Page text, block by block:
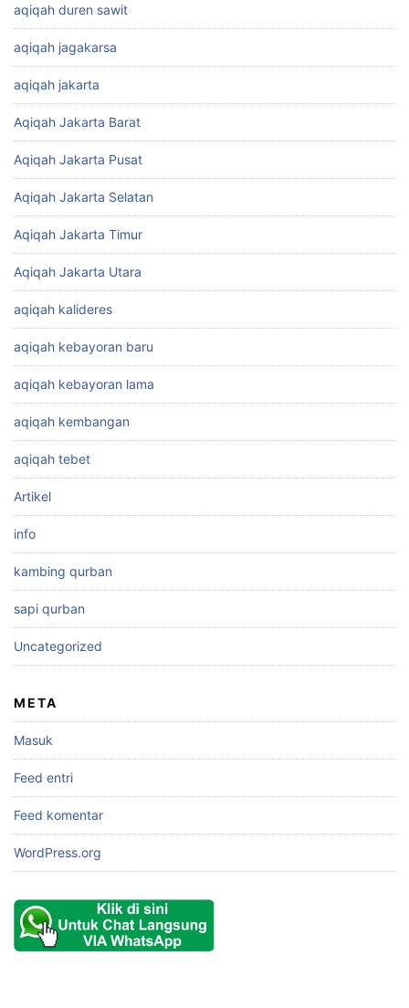
aqiqah duren sawit
aqiqah jagakarsa
aqiqah jakarta
Aqiqah Jakarta Barat
Aqiqah Jakarta Pusat
Aqiqah Jakarta Selatan
Aqiqah Jakarta Timur
Aqiqah Jakarta Utara
aqiqah kalideres
aqiqah kebayoran baru
aqiqah kebayoran lama
aqiqah kembangan
aqiqah tebet
Artikel
info
kambing qurban
sapi qurban
Uncategorized
META
Masuk
Feed entri
Feed komentar
WordPress.org